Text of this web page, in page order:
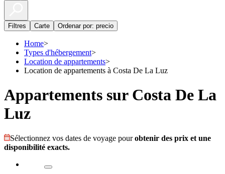
Filtres Carte Ordenar por: precio
Home>
Types d'hébergement>
Location de appartements>
Location de appartements à Costa De La Luz
Appartements sur Costa De La
Luz
Sélectionnez vos dates de voyage pourobtenir des prix et une
disponibilité exacts.